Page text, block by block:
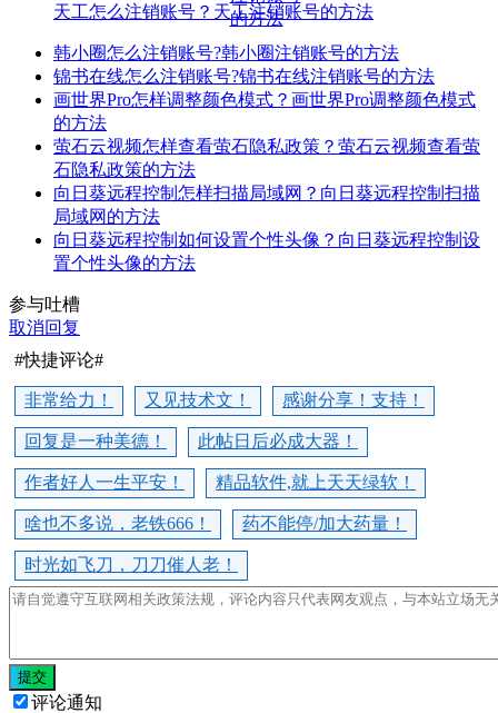
天工怎么注销账号？天工注销账号的方法
韩小圈怎么注销账号?韩小圈注销账号的方法
锦书在线怎么注销账号?锦书在线注销账号的方法
画世界Pro怎样调整颜色模式？画世界Pro调整颜色模式
的方法
萤石云视频怎样查看萤石隐私政策？萤石云视频查看萤
石隐私政策的方法
向日葵远程控制怎样扫描局域网？向日葵远程控制扫描
局域网的方法
向日葵远程控制如何设置个性头像？向日葵远程控制设
置个性头像的方法
参与吐槽
取消回复
#快捷评论#
非常给力！ 又见技术文！ 感谢分享！支持！
回复是一种美德！ 此帖日后必成大器！
作者好人一生平安！ 精品软件,就上天天绿软！
啥也不多说，老铁666！ 药不能停/加大药量！
时光如飞刀，刀刀催人老！
提交
评论通知